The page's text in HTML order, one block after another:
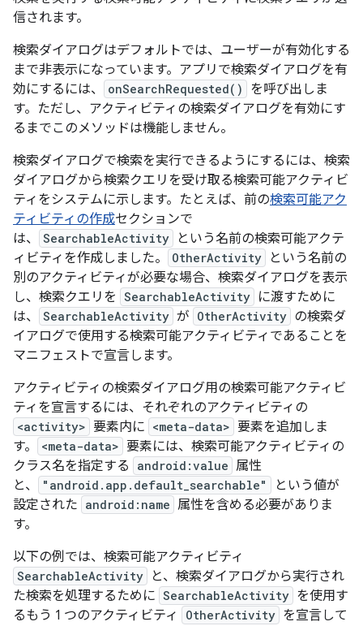
信されます。
検索ダイアログはデフォルトでは、ユーザーが有効化する
まで非表示になっています。アプリで検索ダイアログを有
効にするには、
onSearchRequested()
を呼び出しま
す。ただし、アクティビティの検索ダイアログを有効にす
るまでこのメソッドは機能しません。
検索ダイアログで検索を実行できるようにするには、検索
ダイアログから検索クエリを受け取る検索可能アクティビ
ティをシステムに示します。たとえば、前の検索可能アク
ティビティの作成セクションで
は、
SearchableActivity
という名前の検索可能アクテ
ィビティを作成しました。
OtherActivity
という名前の
別のアクティビティが必要な場合、検索ダイアログを表示
し、検索クエリを SearchableActivity に渡すために
は、
SearchableActivity が OtherActivity の検索ダ
イアログで使用する検索可能アクティビティであることを
マニフェストで宣言します。
アクティビティの検索ダイアログ用の検索可能アクティビ
ティを宣言するには、それぞれのアクティビティの
<activity> 要素内に <meta-data> 要素を追加しま
す。
<meta-data> 要素には、検索可能アクティビティの
クラス名を指定する
android:value 属性
と、
"android.app.default_searchable"
という値が
設定された android:name 属性を含める必要がありま
す。
以下の例では、検索可能アクティビティ
SearchableActivity
と、検索ダイアログから実行され
た検索を処理するために SearchableActivity を使用す
るもう 1 つのアクティビティ
OtherActivity を宣言して